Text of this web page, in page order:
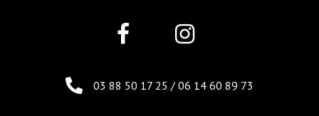
03 88 50 17 25 / 06 14 60 89 73